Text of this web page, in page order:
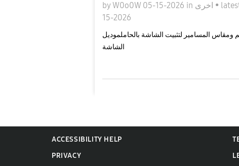
byW0o0W 05-15-2026 in •
15-2026
ولكن لا اعرف حجم ومقاس المسامير لتثبيت الشاشة بالحاملموديل
ACCESSIBILITY HELP
PRIVACY